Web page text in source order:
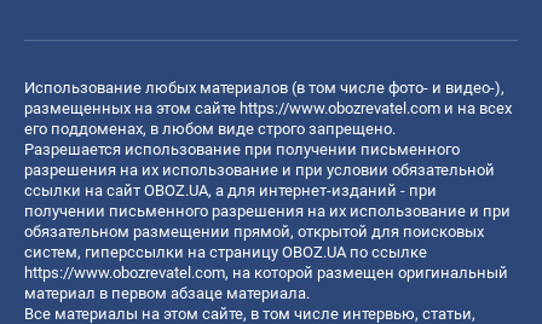
Использование любых материалов (в том числе фото- и видео-),
размещенных на этом сайте https://www.obozrevatel.com и на всех
его поддоменах, в любом виде строго запрещено.
Разрешается использование при получении письменного
разрешения на их использование и при условии обязательной
ссылки на сайт OBOZ.UA, а для интернет-изданий - при
получении письменного разрешения на их использование и при
обязательном размещении прямой, открытой для поисковых
систем, гиперссылки на страницу OBOZ.UA по ссылке
https://www.obozrevatel.com, на которой размещен оригинальный
материал в первом абзаце материала.
Все материалы на этом сайте, в том числе интервью, статьи,